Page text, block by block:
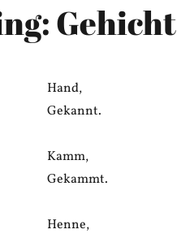
Gehicht
Hand,
Gekannt.
Kamm,
Gekammt.
Henne,